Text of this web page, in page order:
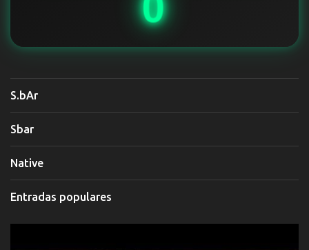
S.bAr
Sbar
Native
Entradas populares